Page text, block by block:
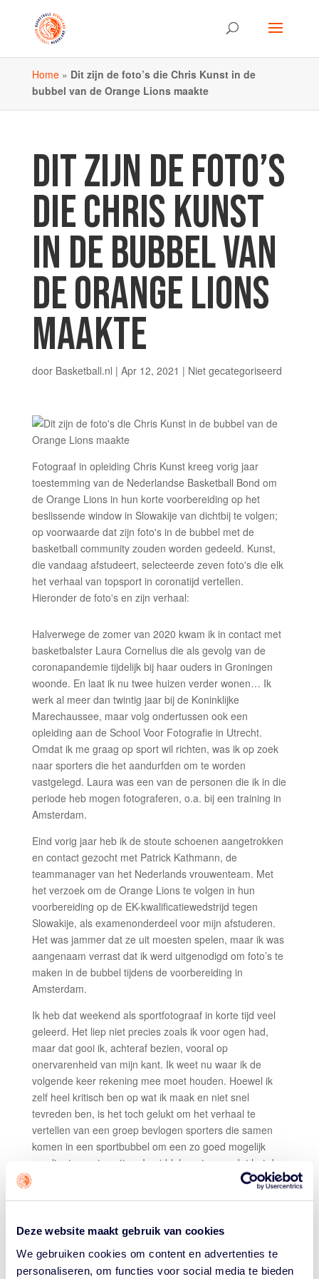
Deze website maakt gebruik van cookies
We gebruiken cookies om content en advertenties te
personaliseren, om functies voor social media te bieden
Home» Dit zijn de foto’s die Chris Kunst in de
bubbel van de Orange Lions maakte
DIT ZIJN DE FOTO’S
DIE CHRIS KUNST
IN DE BUBBEL VAN
DE ORANGE LIONS
MAAKTE
door Basketball.nl | Apr 12, 2021 | Niet gecategoriseerd
Fotograaf in opleiding Chris Kunst kreeg vorig jaar
toestemming van de Nederlandse Basketball Bond om
de Orange Lions in hun korte voorbereiding op het
beslissende window in Slowakije van dichtbij te volgen;
op voorwaarde dat zijn foto's in de bubbel met de
basketball community zouden worden gedeeld. Kunst,
die vandaag afstudeert, selecteerde zeven foto's die elk
het verhaal van topsport in coronatijd vertellen.
Hieronder de foto's en zijn verhaal:
Halverwege de zomer van 2020 kwam ik in contact met
basketbalster Laura Cornelius die als gevolg van de
coronapandemie tijdelijk bij haar ouders in Groningen
woonde. En laat ik nu twee huizen verder wonen… Ik
werk al meer dan twintig jaar bij de Koninklijke
Marechaussee, maar volg ondertussen ook een
opleiding aan de School Voor Fotografie in Utrecht.
Omdat ik me graag op sport wil richten, was ik op zoek
naar sporters die het aandurfden om te worden
vastgelegd. Laura was een van de personen die ik in die
periode heb mogen fotograferen, o.a. bij een training in
Amsterdam.
Eind vorig jaar heb ik de stoute schoenen aangetrokken
en contact gezocht met Patrick Kathmann, de
teammanager van het Nederlands vrouwenteam. Met
het verzoek om de Orange Lions te volgen in hun
voorbereiding op de EK-kwalificatiewedstrijd tegen
Slowakije, als examenonderdeel voor mijn afstuderen.
Het was jammer dat ze uit moesten spelen, maar ik was
aangenaam verrast dat ik werd uitgenodigd om foto’s te
maken in de bubbel tijdens de voorbereiding in
Amsterdam.
Ik heb dat weekend als sportfotograaf in korte tijd veel
geleerd. Het liep niet precies zoals ik voor ogen had,
maar dat gooi ik, achteraf bezien, vooral op
onervarenheid van mijn kant. Ik weet nu waar ik de
volgende keer rekening mee moet houden. Hoewel ik
zelf heel kritisch ben op wat ik maak en niet snel
tevreden ben, is het toch gelukt om het verhaal te
vertellen van een groep bevlogen sporters die samen
komen in een sportbubbel om een zo goed mogelijk
resultaat neer te zetten. Inmiddels weten we dat het de
vrouwen helaas niet is gelukt het EK te halen.
Deze foto heb ik gemaakt toen ik even een kopje koffie
altijd je fototoestel bij je hebben, want je weet maar nooit
wat je anders mist. In dit geval was bondscoach Hakim
Salem in gesprek met Kourtney Treffers. Ik heb deze